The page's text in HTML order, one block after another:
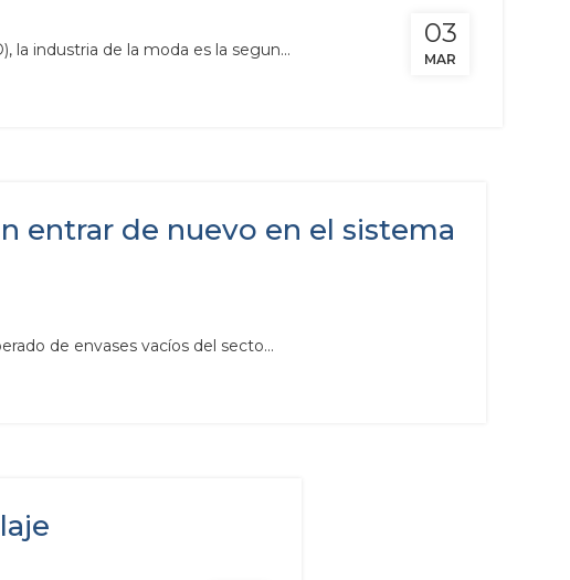
03
MAR
la industria de la moda es la segun...
entrar de nuevo en el sistema
de envases vacíos del secto...